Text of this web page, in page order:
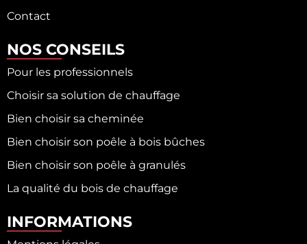
Contact
NOS CONSEILS
Pour les professionnels
Choisir sa solution de chauffage
Bien choisir sa cheminée
Bien choisir son poêle à bois bûches
Bien choisir son poêle à granulés
La qualité du bois de chauffage
INFORMATIONS